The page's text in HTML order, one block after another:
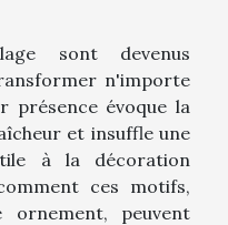
sont devenus
n'importe
présence évoque la
et insuffle une
à la décoration
ces motifs,
ornement, peuvent